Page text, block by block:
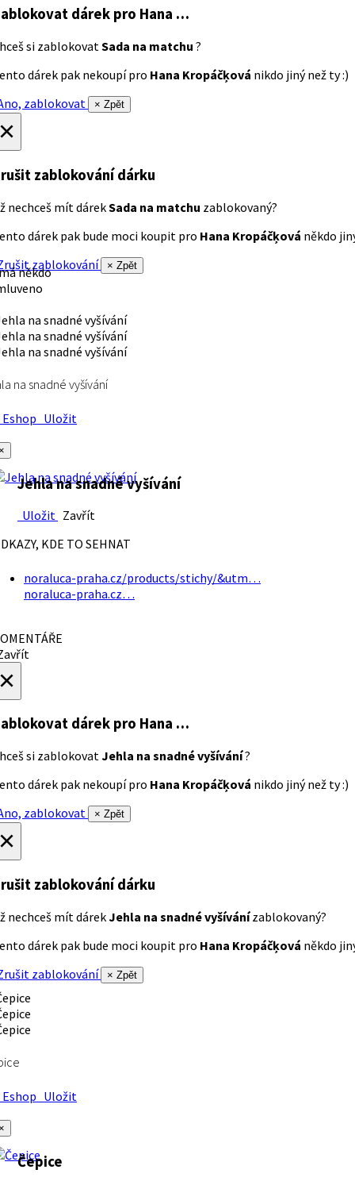
dárek pro Hana …
si zablokovatSada na matchu ?
dárek pak nekoupí pro Hana Kropáčķová nikdo jiný než ty :)
zablokovat
× Zpět
zablokování dárku
nechceš mít dárekSada na matchu zablokovaný?
dárek pak bude moci koupit pro Hana Kropáčķová někdo
zablokování
× Zpět
někdo
na snadné vyšívání
Uložit
Jehla na snadné vyšívání
Uložit Zavřít
KDE TO SEHNAT
noraluca-praha.cz/products/stichy/&utm…
noraluca-praha.cz…
dárek pro Hana …
si zablokovatJehla na snadné vyšívání?
dárek pak nekoupí pro Hana Kropáčķová nikdo jiný než ty :)
zablokovat
× Zpět
zablokování dárku
nechceš mít dárekJehla na snadné vyšívánízablokovaný?
dárek pak bude moci koupit pro Hana Kropáčķová někdo
zablokování
× Zpět
Uložit
Čepice